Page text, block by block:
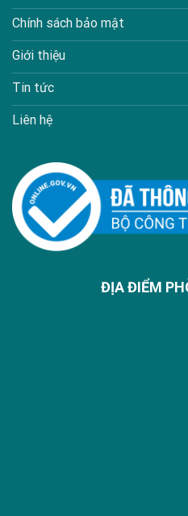
Chính sách bảo mật
Giới thiệu
Tin tức
Liên hệ
ĐỊA ĐIỂM